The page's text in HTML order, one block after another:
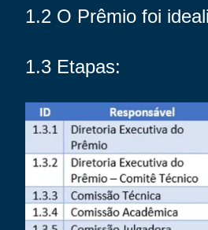
1.2 O Prêmio foi
1.3 Etapas: